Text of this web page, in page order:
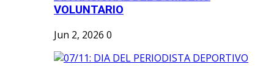
VOLUNTARIO
Jun 2, 2026 0